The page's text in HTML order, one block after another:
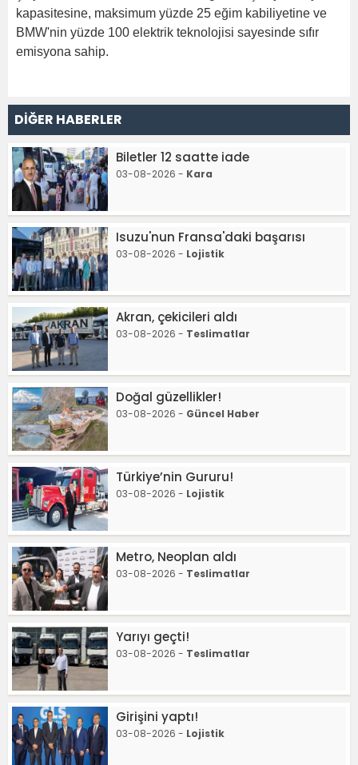
kapasitesine, maksimum yüzde 25 eğim kabiliyetine ve
BMW'nin yüzde 100 elektrik teknolojisi sayesinde sıfır
emisyona sahip.
DİĞER HABERLER
Biletler 12 saatte iade
03-08-2026 - Kara
Isuzu'nun Fransa'daki başarısı
03-08-2026 - Lojistik
Akran, çekicileri aldı
03-08-2026 - Teslimatlar
Doğal güzellikler!
03-08-2026 - Güncel Haber
Türkiye’nin Gururu!
03-08-2026 - Lojistik
Metro, Neoplan aldı
03-08-2026 - Teslimatlar
Yarıyı geçti!
03-08-2026 - Teslimatlar
Girişini yaptı!
03-08-2026 - Lojistik